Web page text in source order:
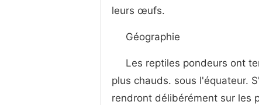
leurs œufs.
Géographie
Les reptiles pondeurs ont
plus chauds. sous l'équateur.
rendront délibérément sur les